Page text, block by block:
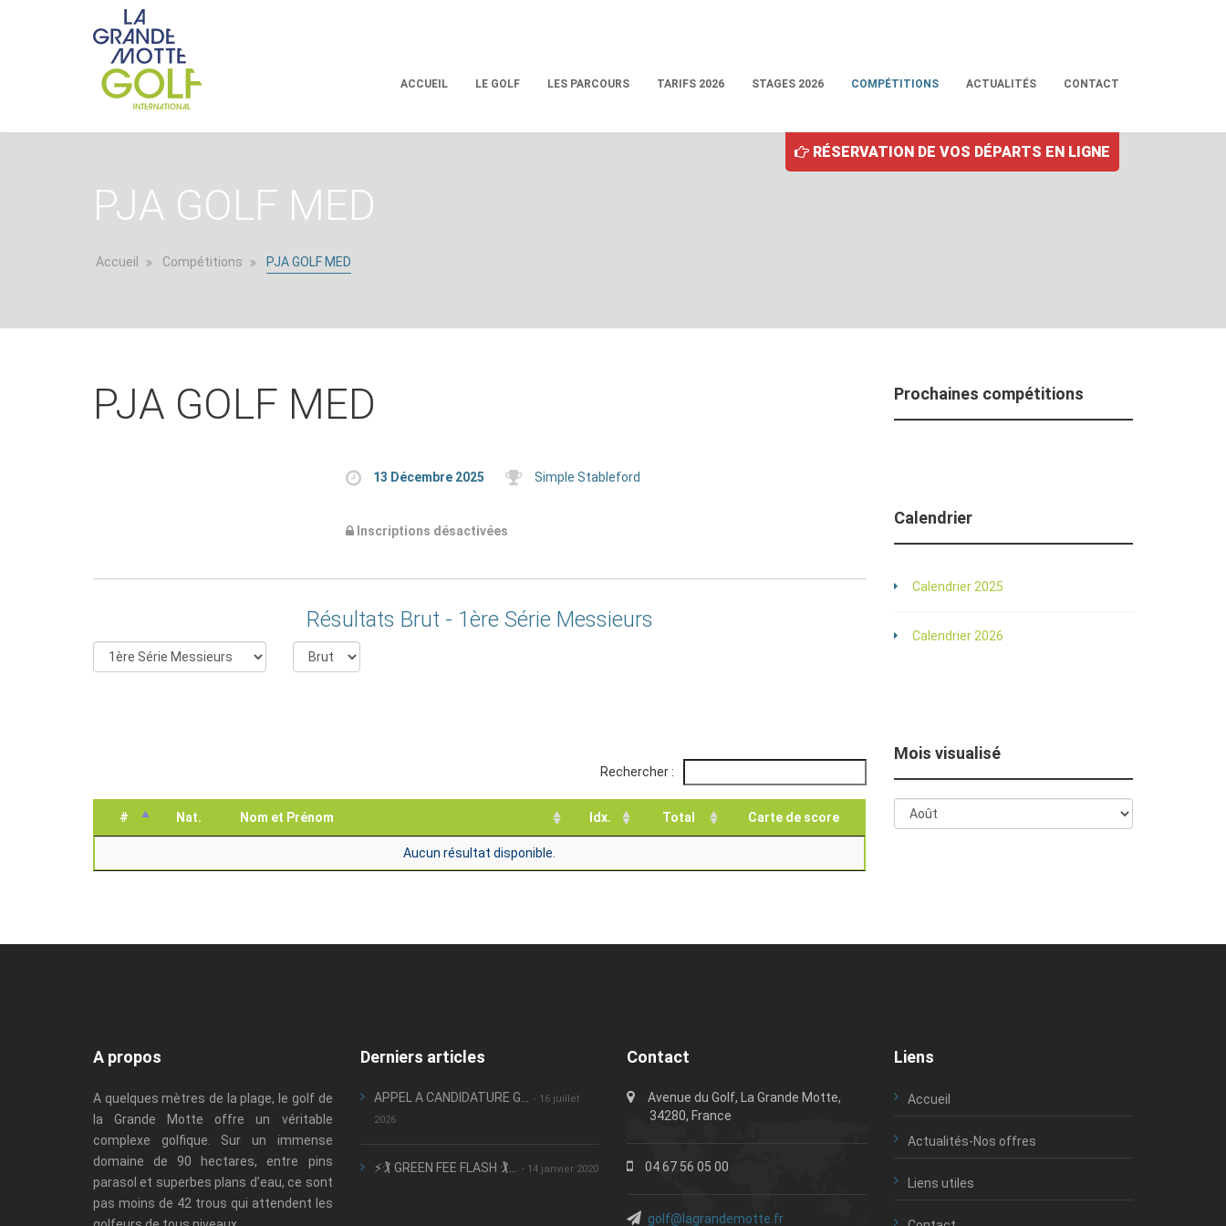
ACCUEIL LE GOLF LES PARCOURS TARIFS 2026 STAGES 2026 COMPÉTITIONS ACTUALITÉS CONTACT
RÉSERVATION DE VOS DÉPARTS EN LIGNE
PJA GOLF MED
Accueil Compétitions PJA GOLF MED
PJA GOLF MED
13 Décembre 2025 Simple Stableford
Inscriptions désactivées
Résultats Brut - 1ère Série Messieurs
Rechercher :
# Nat. Nom et Prénom Idx. Total Carte de score
Aucun résultat disponible.
Prochaines compétitions
Calendrier
Calendrier 2025
Calendrier 2026
Mois visualisé
A propos
A quelques mètres de la plage, le golf de
la Grande Motte offre un véritable
complexe golfique. Sur un immense
domaine de 90 hectares, entre pins
parasol et superbes plans d’eau, ce sont
pas moins de 42 trous qui attendent les
Derniers articles
APPEL A CANDIDATURE G...
- 16 juillet
2026
⚡🏌️ GREEN FEE FLASH 🏌️... - 14 janvier 2020
Contact
Avenue du Golf, La Grande Motte,
34280, France
04 67 56 05 00
golf@lagrandemotte.fr
Liens
Accueil
Actualités-Nos offres
Liens utiles